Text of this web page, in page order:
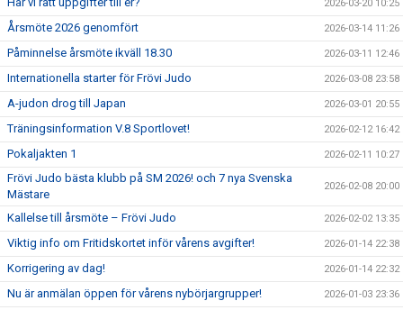
2026-03-20 10:25
Årsmöte 2026 genomfört 2026-03-14 11:26
Påminnelse årsmöte ikväll 18.30 2026-03-11 12:46
Internationella starter för Frövi Judo 2026-03-08 23:58
A-judon drog till Japan 2026-03-01 20:55
Träningsinformation V.8 Sportlovet! 2026-02-12 16:42
Pokaljakten 1 2026-02-11 10:27
Frövi Judo bästa klubb på SM 2026! och 7 nya Svenska
Mästare
2026-02-08 20:00
Kallelse till årsmöte – Frövi Judo 2026-02-02 13:35
Viktig info om Fritidskortet inför vårens avgifter! 2026-01-14 22:38
Korrigering av dag! 2026-01-14 22:32
Nu är anmälan öppen för vårens nybörjargrupper! 2026-01-03 23:36